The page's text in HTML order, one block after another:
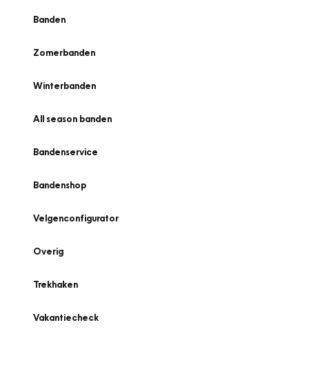
Banden
Zomerbanden
Winterbanden
All season banden
Bandenservice
Bandenshop
Velgenconfigurator
Overig
Trekhaken
Vakantiecheck